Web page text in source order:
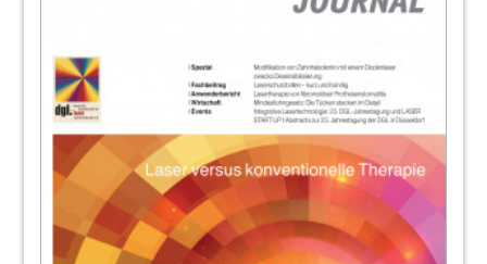
34
36Nachrichten
Bach